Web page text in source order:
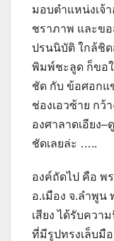
มอบตำแหน่งเจ้
ชราภาพ และข
ปรนนิบัติ ใกล้ชิด
พิมพ์ชะลูด ก็ขอ
ชัด กับ ข้อศอกแ
ช่องเอวซ้าย กว้
องศาลาดเอียง
ชัดเลยล่ะ …..
องค์ถัดไป คือ พ
อ.เมือง จ.ลำพูน
เสียง ได้รับควา
ที่มีรูปทรงเล็บมื